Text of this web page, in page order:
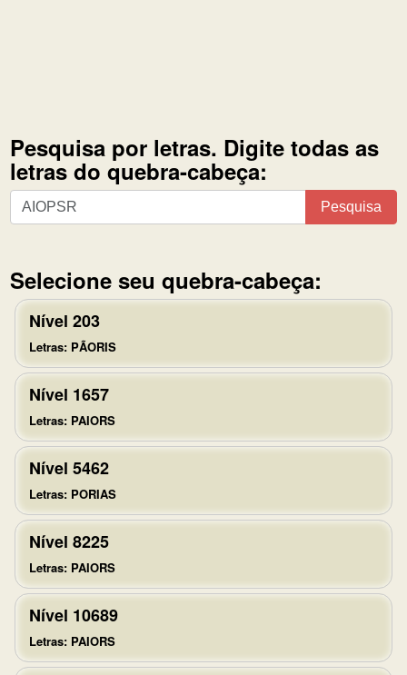
Pesquisa por letras. Digite todas as
letras do quebra-cabeça:
Pesquisa
por
todas
as
letras
do
quebra-
cabeça:
Pesquisa
Selecione seu quebra-cabeça:
Nível 203
Letras: PÃORIS
Nível 1657
Letras: PAIORS
Nível 5462
Letras: PORIAS
Nível 8225
Letras: PAIORS
Nível 10689
Letras: PAIORS